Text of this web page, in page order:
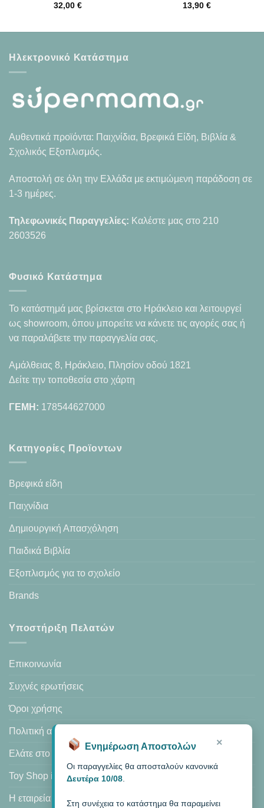
32,00 € 13,90 €
Ηλεκτρονικό Κατάστημα
Αυθεντικά προϊόντα: Παιχνίδια, Βρεφικά Είδη, Βιβλία &
Σχολικός Εξοπλισμός.
Αποστολή σε όλη την Ελλάδα με εκτιμώμενη παράδοση σε
1-3 ημέρες.
Τηλεφωνικές Παραγγελίες: Καλέστε μας στο 210
2603526
Φυσικό Κατάστημα
Το κατάστημά μας βρίσκεται στο Ηράκλειο και λειτουργεί
ως showroom, όπου μπορείτε να κάνετε τις αγορές σας ή
να παραλάβετε την παραγγελία σας.
Αμάλθειας 8, Ηράκλειο, Πλησίον οδού 1821
Δείτε την τοποθεσία στο χάρτη
ΓΕΜΗ: 178544627000
Κατηγορίες Προϊοντων
Βρεφικά είδη
Παιχνίδια
Δημιουργική Απασχόληση
Παιδικά Βιβλία
Εξοπλισμός για το σχολείο
Brands
Υποστήριξη Πελατών
Επικοινωνία
Συχνές ερωτήσεις
Όροι χρήσης
Πολιτική απορρήτου
Ελάτε στο κατάστημά μας
Toy Shop in Heraklion
Η εταιρεία μας
×
Ενημέρωση Αποστολών
Οι παραγγελίες θα αποσταλούν κανονικά
Δευτέρα 10/08
Στη συνέχεια το κατάστημα θα παραμείνει